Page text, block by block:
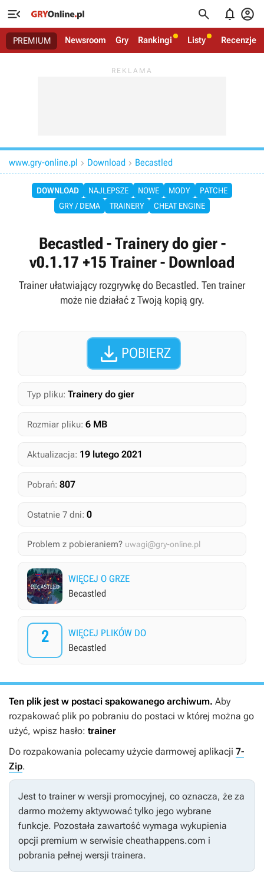
   
PREMIUM Newsroom Gry Rankingi Listy Recenzje
www.gry-online.pl  Download  Becastled
DOWNLOAD NAJLEPSZE NOWE MODY
PATCHE
GRY / DEMA
TRAINERY CHEAT ENGINE
Becastled - Trainery do gier -
v0.1.17 +15 Trainer - Download
Trainer ułatwiający rozgrywkę do Becastled. Ten trainer
może nie działać z Twoją kopią gry.
 POBIERZ
Typ pliku: Trainery do gier
Rozmiar pliku: 6 MB
Aktualizacja: 19 lutego 2021
Pobrań: 807
Ostatnie 7 dni: 0
Problem z pobieraniem? uwagi@gry-online.pl
WIĘCEJ O GRZE
Becastled
2
WIĘCEJ PLIKÓW DO
Becastled
Ten plik jest w postaci spakowanego archiwum. Aby
rozpakować plik po pobraniu do postaci w której można go
użyć, wpisz hasło: trainer
Do rozpakowania polecamy użycie darmowej aplikacji 7-
Zip.
Jest to trainer w wersji promocyjnej, co oznacza, że za
darmo możemy aktywować tylko jego wybrane
funkcje. Pozostała zawartość wymaga wykupienia
opcji premium w serwisie cheathappens.com i
pobrania pełnej wersji trainera.